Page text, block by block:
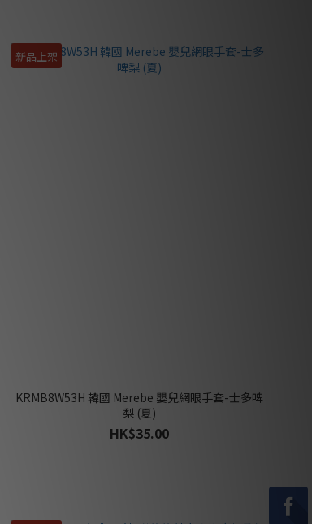
新品上架
KRMB8W53H 韓國 Merebe 嬰兒網眼手套-士多啤
梨 (夏)
HK$35.00